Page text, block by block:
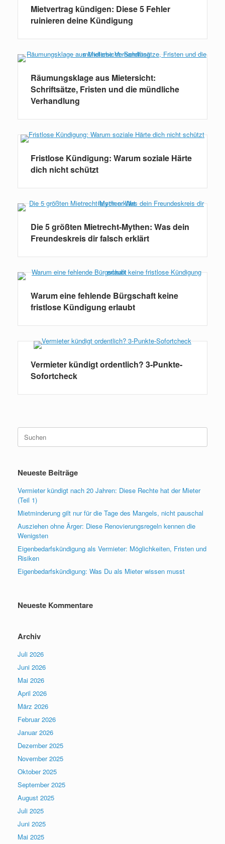
Mietvertrag kündigen: Diese 5 Fehler
ruinieren deine Kündigung
Räumungsklage aus Mietersicht:
Schriftsätze, Fristen und die mündliche
Verhandlung
Fristlose Kündigung: Warum soziale Härte
dich nicht schützt
Die 5 größten Mietrecht-Mythen: Was dein
Freundeskreis dir falsch erklärt
Warum eine fehlende Bürgschaft keine
fristlose Kündigung erlaubt
Vermieter kündigt ordentlich? 3-Punkte-
Sofortcheck
Suchen
nach:
Neueste Beiträge
Vermieter kündigt nach 20 Jahren: Diese Rechte hat der Mieter
(Teil 1)
Mietminderung gilt nur für die Tage des Mangels, nicht pauschal
Ausziehen ohne Ärger: Diese Renovierungsregeln kennen die
Wenigsten
Eigenbedarfskündigung als Vermieter: Möglichkeiten, Fristen und
Risiken
Eigenbedarfskündigung: Was Du als Mieter wissen musst
Neueste Kommentare
Archiv
Juli 2026
Juni 2026
Mai 2026
April 2026
März 2026
Februar 2026
Januar 2026
Dezember 2025
November 2025
Oktober 2025
September 2025
August 2025
Juli 2025
Juni 2025
Mai 2025